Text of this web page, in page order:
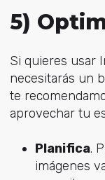
5)
Si quieres usar
necesitarás un
te
aprovechar tu
Planifica.
imágenes